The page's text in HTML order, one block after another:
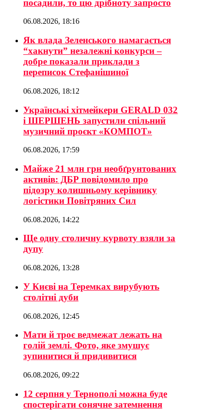
посадили, то цю дрібноту запросто
06.08.2026, 18:16
Як влада Зеленського намагається
“хакнути” незалежні конкурси –
добре показали приклади з
переписок Стефанішиної
06.08.2026, 18:12
Українські хітмейкери GERALD 032
і ШЕРШЕНЬ запустили спільний
музичний проєкт «КОМПОТ»
06.08.2026, 17:59
Майже 21 млн грн необґрунтованих
активів: ДБР повідомило про
підозру колишньому керівнику
логістики Повітряних Сил
06.08.2026, 14:22
Ще одну столичну курвоту взяли за
дупу
06.08.2026, 13:28
У Києві на Теремках вирубують
столітні дуби
06.08.2026, 12:45
Мати й троє ведмежат лежать на
голій землі. Фото, яке змушує
зупинитися й придивитися
06.08.2026, 09:22
12 серпня у Тернополі можна буде
спостерігати сонячне затемнення